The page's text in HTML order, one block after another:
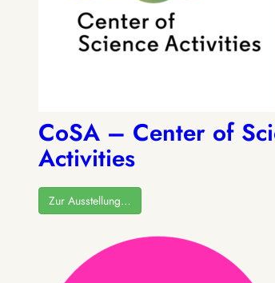
CoSA – Center of
Activities
Zur Ausstellung…